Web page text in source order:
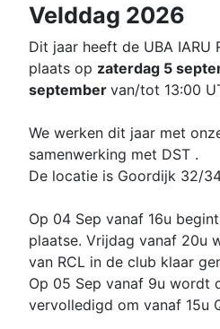
Velddag 2026
Dit jaar heeft de UBA IARU
plaats op zaterdag 5
september van/tot 13:00
We werken dit jaar met
samenwerking met DST .
De locatie is Goordijk 32/
Op 04 Sep vanaf 16u
plaatse. Vrijdag vanaf 20u
van RCL in de club klaar
Op 05 Sep vanaf 9u wordt
vervolledigd om vanaf 15u